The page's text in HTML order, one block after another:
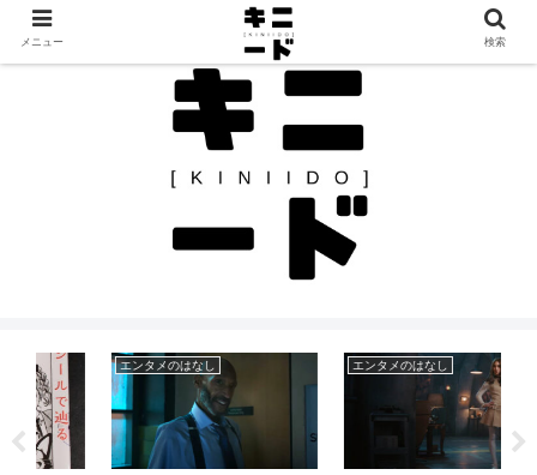
見つけたモノを、見つけたままに。カルチャーと日常のレビュー帖
エンタメのはなし エンタメのはなし
メニュー 検索